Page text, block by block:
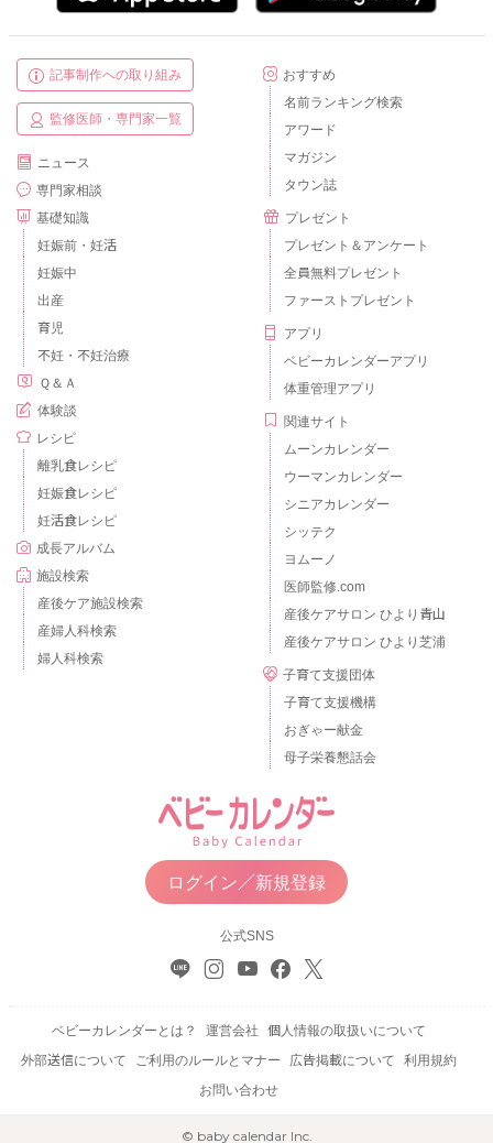
記事制作への取り組み
監修医師・専門家一覧
ニュース
専門家相談
基礎知識
妊娠前・妊活
妊娠中
出産
育児
不妊・不妊治療
Ｑ＆Ａ
体験談
レシピ
離乳食レシピ
妊娠食レシピ
妊活食レシピ
成長アルバム
施設検索
産後ケア施設検索
産婦人科検索
婦人科検索
おすすめ
名前ランキング検索
アワード
マガジン
タウン誌
プレゼント
プレゼント＆アンケート
全員無料プレゼント
ファーストプレゼント
アプリ
ベビーカレンダーアプリ
体重管理アプリ
関連サイト
ムーンカレンダー
ウーマンカレンダー
シニアカレンダー
シッテク
ヨムーノ
医師監修.com
産後ケアサロン ひより青山
産後ケアサロン ひより芝浦
子育て支援団体
子育て支援機構
おぎゃー献金
母子栄養懇話会
ログイン／新規登録
公式SNS
ベビーカレンダーとは？ 運営会社
個人情報の取扱いについて
外部送信について
ご利用のルールとマナー 広告掲載について
利用規約
お問い合わせ
© baby calendar Inc.